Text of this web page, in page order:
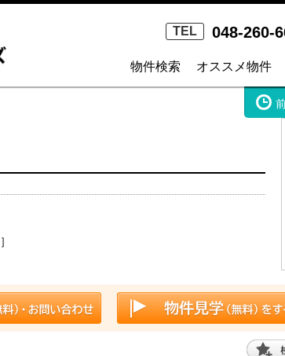
TEL 048-260-
物件検索 オススメ物件
］